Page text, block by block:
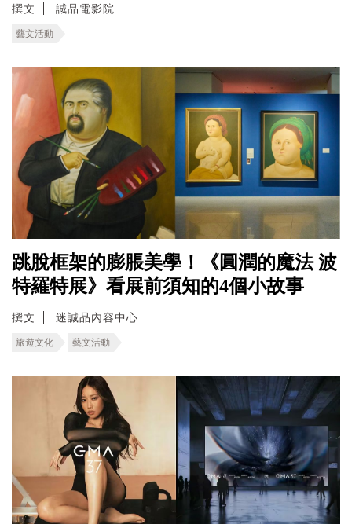
撰文 誠品電影院
藝文活動
跳脫框架的膨脹美學！《圓潤的魔法 波
特羅特展》看展前須知的4個小故事
撰文 迷誠品內容中心
旅遊文化 藝文活動